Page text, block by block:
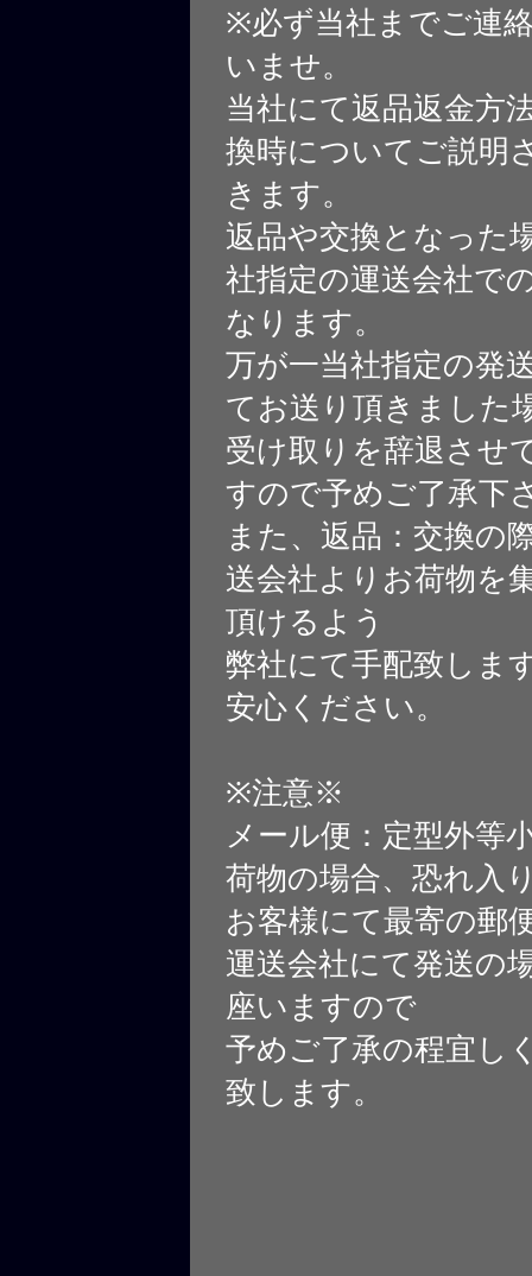
※必ず当社までご連
いませ。
当社にて返品返金方
換時についてご説明
きます。
返品や交換となった
社指定の運送会社で
なります。
万が一当社指定の発
てお送り頂きました
受け取りを辞退させ
すので予めご了承下
また、返品：交換の
送会社よりお荷物を
頂けるよう
弊社にて手配致しま
安心ください。
※注意※
メール便：定型外等
荷物の場合、恐れ入
お客様にて最寄の郵
運送会社にて発送の
座いますので
予めご了承の程宜し
致します。